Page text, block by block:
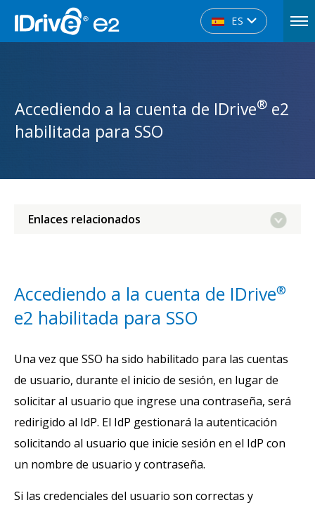
ES
Accediendo a la cuenta de IDrive® e2
habilitada para SSO
Enlaces relacionados
Accediendo a la cuenta de IDrive®
e2 habilitada para SSO
Una vez que SSO ha sido habilitado para las cuentas
de usuario, durante el inicio de sesión, en lugar de
solicitar al usuario que ingrese una contraseña, será
redirigido al IdP. El IdP gestionará la autenticación
solicitando al usuario que inicie sesión en el IdP con
un nombre de usuario y contraseña.
Si las credenciales del usuario son correctas y